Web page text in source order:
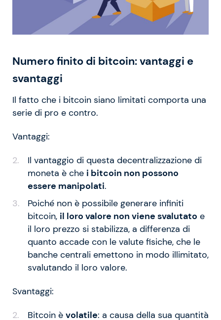
Numero finito di bitcoin: vantaggi e
svantaggi
Il fatto che i bitcoin siano limitati comporta una
serie di pro e contro.
Vantaggi:
Il vantaggio di questa decentralizzazione di
moneta è che i bitcoin non possono
essere manipolati.
Poiché non è possibile generare infiniti
bitcoin, il loro valore non viene svalutato e
il loro prezzo si stabilizza, a differenza di
quanto accade con le valute fisiche, che le
banche centrali emettono in modo illimitato,
svalutando il loro valore.
Svantaggi:
Bitcoin è volatile: a causa della sua quantità